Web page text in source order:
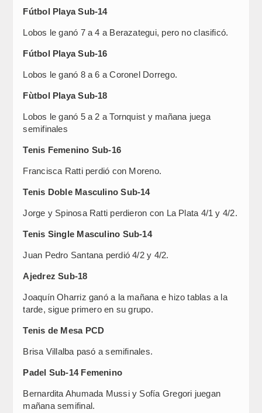
Fútbol Playa Sub-14
Lobos le ganó 7 a 4 a Berazategui, pero no clasificó.
Fútbol Playa Sub-16
Lobos le ganó 8 a 6 a Coronel Dorrego.
Fùtbol Playa Sub-18
Lobos le ganó 5 a 2 a Tornquist y mañana juega
semifinales
Tenis Femenino Sub-16
Francisca Ratti perdió con Moreno.
Tenis Doble Masculino Sub-14
Jorge y Spinosa Ratti perdieron con La Plata 4/1 y 4/2.
Tenis Single Masculino Sub-14
Juan Pedro Santana perdió 4/2 y 4/2.
Ajedrez Sub-18
Joaquín Oharriz ganó a la mañana e hizo tablas a la
tarde, sigue primero en su grupo.
Tenis de Mesa PCD
Brisa Villalba pasó a semifinales.
Padel Sub-14 Femenino
Bernardita Ahumada Mussi y Sofía Gregori juegan
mañana semifinal.